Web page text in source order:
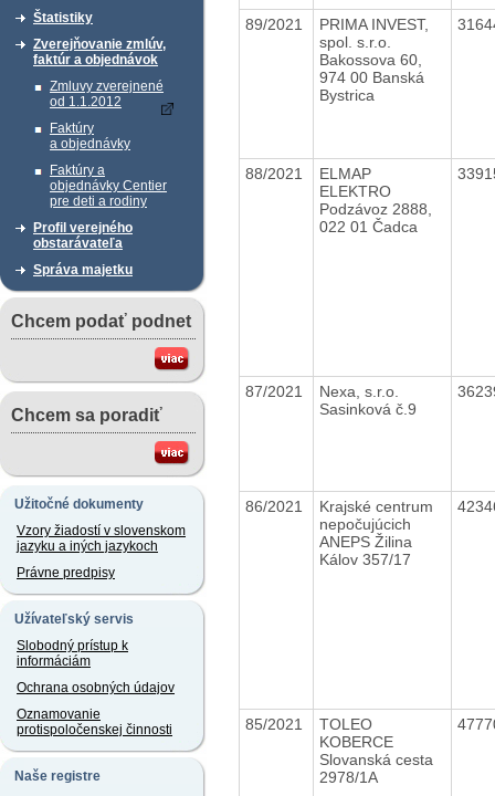
Štatistiky
Zverejňovanie zmlúv,
faktúr a objednávok
Zmluvy zverejnené
od 1.1.2012
Faktúry
a objednávky
Faktúry a
objednávky Centier
pre deti a rodiny
Profil verejného
obstarávateľa
Správa majetku
Chcem podať podnet
Chcem sa poradiť
Užitočné dokumenty
Vzory žiadostí v slovenskom
jazyku a iných jazykoch
Právne predpisy
Užívateľský servis
Slobodný prístup k
informáciám
Ochrana osobných údajov
Oznamovanie
protispoločenskej činnosti
Naše registre
89/2021
PRIMA INVEST,
spol. s.r.o.
Bakossova 60,
974 00 Banská
Bystrica
88/2021
ELMAP
ELEKTRO
Podzávoz 2888,
022 01 Čadca
87/2021
Nexa, s.r.o.
Sasinková č.9
86/2021
Krajské centrum
nepočujúcich
ANEPS Žilina
Kálov 357/17
85/2021
TOLEO
KOBERCE
Slovanská cesta
2978/1A